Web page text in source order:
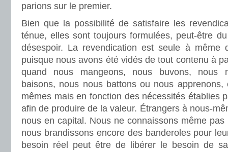
parions sur le premier.
Bien que la possibilité de satisfaire les
ténue, elles sont toujours formulées, peut-être
désespoir. La revendication est seule à même
puisque nous avons été vidés de tout contenu à
quand nous mangeons, nous buvons, nous
baisons, nous nous battons ou nous apprenons,
mêmes mais en fonction des nécessités établies
afin de produire de la valeur. Étrangers à nous-
nous en capital. Nous ne connaissons même
nous brandissons encore des banderoles pour
besoin réel peut être de libérer le besoin de